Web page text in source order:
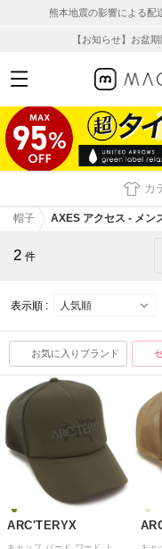
熊本地震の影響による配
【お知らせ】お盆
カ
帽子 AXES アクセス - メン
2 件
表示順 :
お気に入りブランド
ARC'TERYX